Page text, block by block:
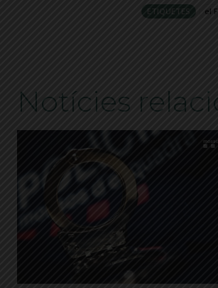
ETIQUETES el
Notícies